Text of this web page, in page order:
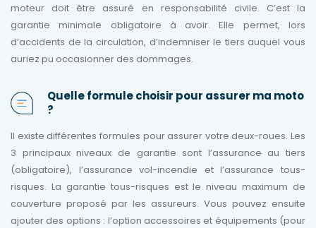
moteur doit être assuré en responsabilité civile. C’est la
garantie minimale obligatoire à avoir. Elle permet, lors
d’accidents de la circulation, d’indemniser le tiers auquel vous
auriez pu occasionner des dommages.
Quelle formule choisir pour assurer ma moto
?
Il existe différentes formules pour assurer votre deux-roues. Les
3 principaux niveaux de garantie sont l’assurance au tiers
(obligatoire), l’assurance vol-incendie et l’assurance tous-
risques. La garantie tous-risques est le niveau maximum de
couverture proposé par les assureurs. Vous pouvez ensuite
ajouter des options : l’option accessoires et équipements (pour